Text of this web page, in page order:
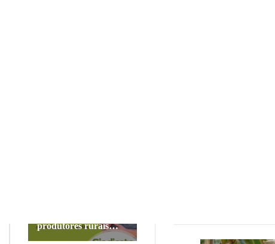
produtores rurais
com serviços e